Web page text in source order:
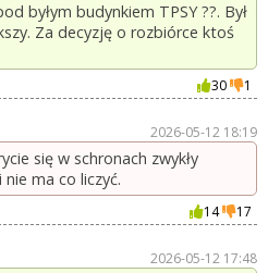
byłym budynkiem TPSY ??. Był
Za decyzję o rozbiórce ktoś
30
1
2026-05-12 18:19
się w schronach zwykły
ma co liczyć.
14
17
2026-05-12 17:48